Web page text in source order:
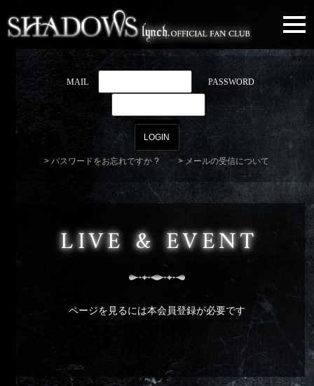
MAIL PASSWORD
パスワードをお忘れですか ? メールの受信について
LIVE & EVENT
ページを見るには本会員登録が必要です